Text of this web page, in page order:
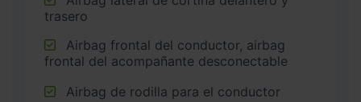
trasero
frontal del acompañante desconectable
Airbag de rodilla para el conductor